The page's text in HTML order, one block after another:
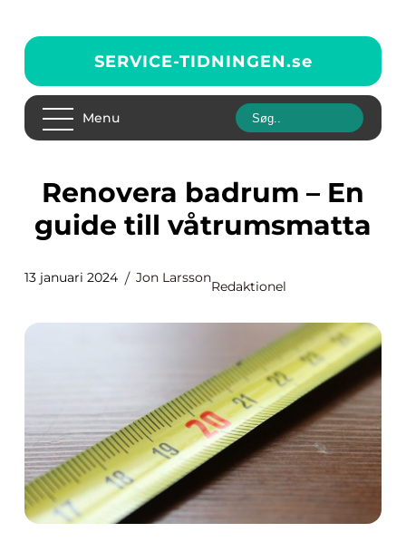
SERVICE-TIDNINGEN.se
Menu
Renovera badrum – En
guide till våtrumsmatta
13 januari 2024 Jon Larsson
Redaktionel